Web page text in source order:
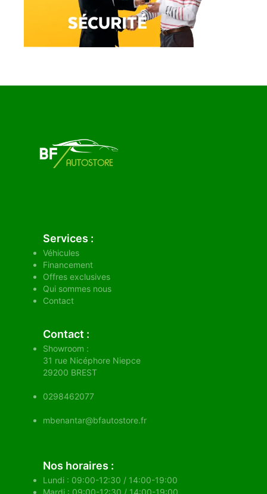
Services :
Véhicules
Financement
Offres exclusives
Qui sommes nous
Contact
Contact :
Showroom :
31 rue Nicéphore Niepce
29200 BREST
0298462077
mbenantar@bfautostore.fr
Nos horaires :
Lundi : 09:00-12:30 / 14:00-19:00
Mardi : 09:00-12:30 / 14:00-19:00